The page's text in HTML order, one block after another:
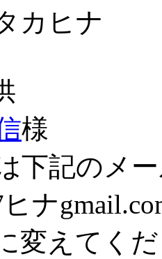
カヒナ
様
下記のメ
ナ
変えてく